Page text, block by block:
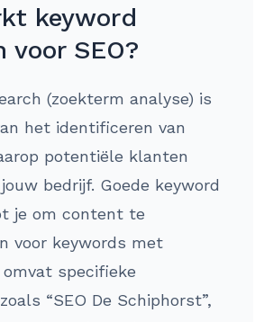
keyword
voor SEO?
(zoekterm analyse) is
het identificeren van
potentiële klanten
bedrijf. Goede keyword
je om content te
voor keywords met
specifieke
“SEO De Schiphorst”,